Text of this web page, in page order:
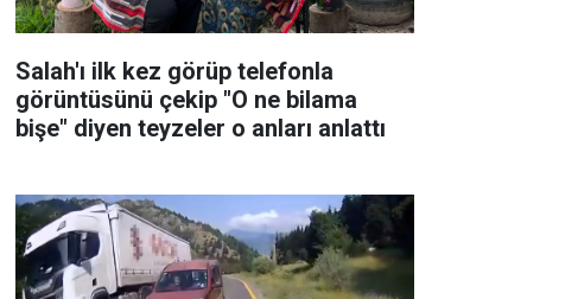
Salah'ı ilk kez görüp telefonla
görüntüsünü çekip "O ne bilama
bişe" diyen teyzeler o anları anlattı